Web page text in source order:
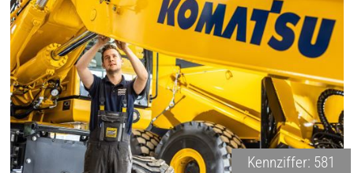
Kennziffer: 581